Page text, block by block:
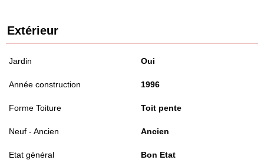
Extérieur
Jardin Oui
Année construction 1996
Forme Toiture Toit pente
Neuf - Ancien Ancien
Etat général Bon Etat